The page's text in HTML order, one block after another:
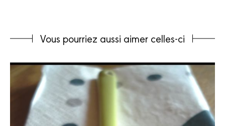
Vous pourriez aussi aimer celles-ci